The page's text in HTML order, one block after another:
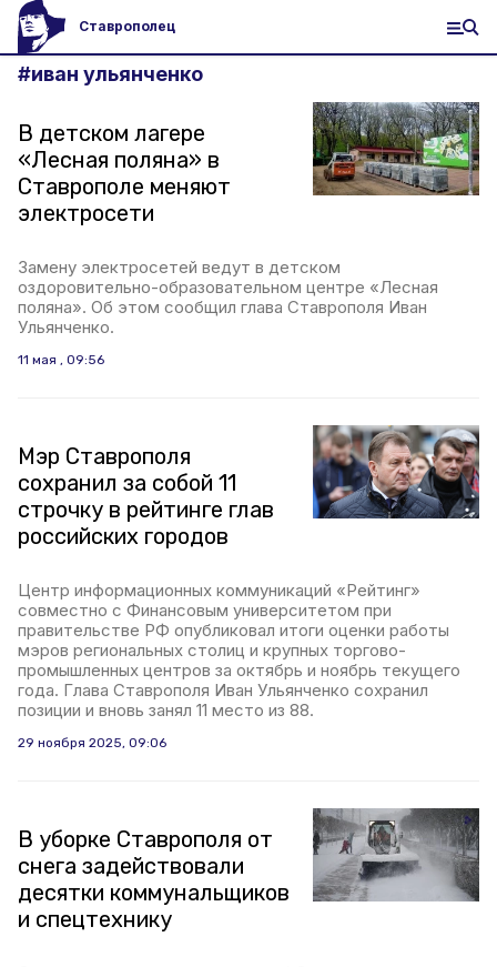
Ставрополец
#иван ульянченко
В детском лагере
«Лесная поляна» в
Ставрополе меняют
электросети
Замену электросетей ведут в детском
оздоровительно-образовательном центре «Лесная
поляна». Об этом сообщил глава Ставрополя Иван
Ульянченко.
11 мая , 09:56
Мэр Ставрополя
сохранил за собой 11
строчку в рейтинге глав
российских городов
Центр информационных коммуникаций «Рейтинг»
совместно с Финансовым университетом при
правительстве РФ опубликовал итоги оценки работы
мэров региональных столиц и крупных торгово-
промышленных центров за октябрь и ноябрь текущего
года. Глава Ставрополя Иван Ульянченко сохранил
позиции и вновь занял 11 место из 88.
29 ноября 2025, 09:06
В уборке Ставрополя от
снега задействовали
десятки коммунальщиков
и спецтехнику